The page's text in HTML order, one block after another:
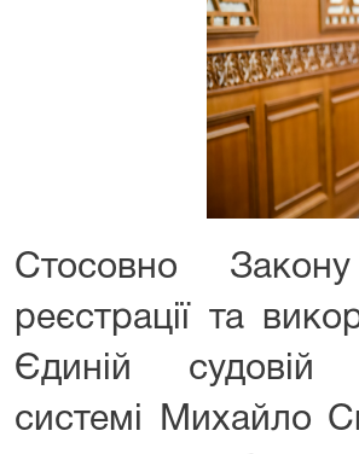
Стосовно
реєстрації та
Єдиній судовій
системі Михайло